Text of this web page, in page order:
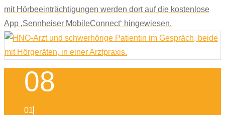
mit Hörbeeinträchtigungen werden dort auf die kostenlose
App ‚Sennheiser MobileConnect‘ hingewiesen.
08
01